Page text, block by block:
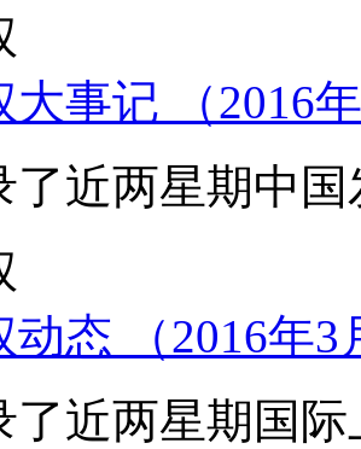
大事记 （2016
了近两星期中
动态 （2016年
了近两星期国